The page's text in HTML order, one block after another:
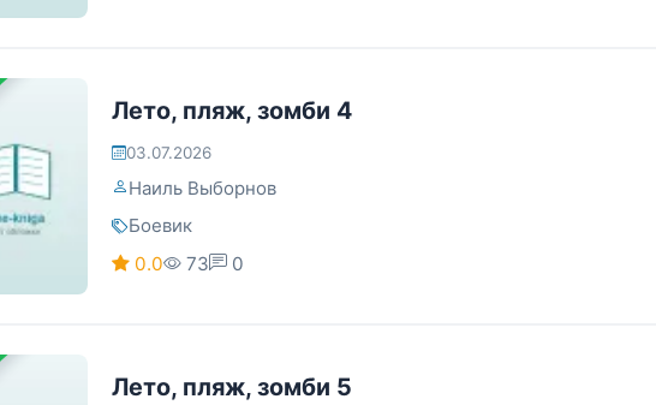
Лето, пляж, зомби 4
03.07.2026
Наиль Выборнов
Боевик
0.0
73 0
Лето, пляж, зомби 5